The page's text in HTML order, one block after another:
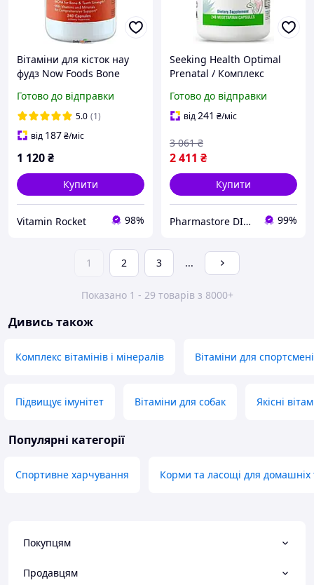
Вітаміни для кісток нау
фудз Now Foods Bone
Готово до відправки
5.0 (1)
від 187₴/міс
1 120₴
Купити
Vitamin Rocket 98%
Seeking Health Optimal
Prenatal / Комплекс
капсул
Готово до відправки
від241 ₴/міс
2 411 ₴
3 061 ₴
Купити
Pharmastore DISCOUNT 99%
1 2 3 ...
Показано 1 - 29 товарів з 8000+
Дивись також
Комплекс вітамінів і мінералів Вітаміни для
Підвищує імунітет Вітаміни для собак Якісні
Популярні категорії
Спортивне харчування Корми та ласощі для домашніх
Покупцям
Продавцям